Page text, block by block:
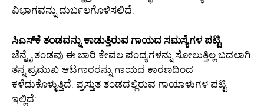
ವಿಭಾಗವನ್ನು ದುರ್ಬಲಗೊಳಿಸಲಿದೆ.
ಸಿಎಸ್‌ಕೆ ತಂಡವನ್ನು ಕಾಡುತ್ತಿರುವ ಗಾಯದ ಸಮಸ್ಯೆಗಳ ಪಟ್ಟಿ
ಚೆನ್ನೈ ತಂಡವು ಈ ಬಾರಿ ಕೇವಲ ಪಂದ್ಯಗಳನ್ನು ಸೋಲುತ್ತಿಲ್ಲ ಬದಲಾಗಿ
ತನ್ನ ಪ್ರಮುಖ ಆಟಗಾರರನ್ನು ಗಾಯದ ಕಾರಣದಿಂದ
ಕಳೆದುಕೊಳ್ಳುತ್ತಿದೆ. ಪ್ರಸ್ತುತ ತಂಡದಲ್ಲಿರುವ ಗಾಯಾಳುಗಳ ಪಟ್ಟಿ
ಇಲ್ಲಿದೆ: